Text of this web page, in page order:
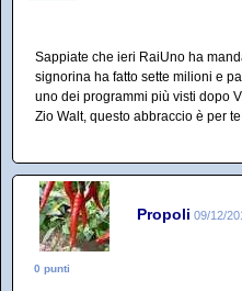
Sappiate che ieri RaiUno ha
signorina ha fatto sette milioni e
uno dei programmi più visti dopo
Zio Walt, questo abbraccio è per
Propoli 09/12/
0 punti